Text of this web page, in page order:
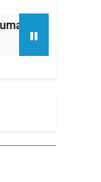
la marcha frente